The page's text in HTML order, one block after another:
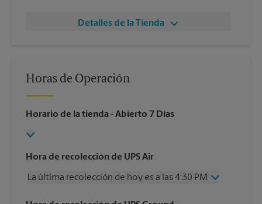
Detalles de la Tienda
Horas de Operación
Horario de la tienda - Abierto 7 Días
Hora de recolección de UPS Air
La última recolección de hoy es a las 4:30 PM